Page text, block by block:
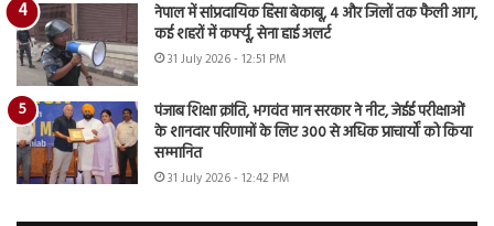
नेपाल में सांप्रदायिक हिंसा बेकाबू, 4 और जिलों तक फैली आग,
कई शहरों में कर्फ्यू, सेना हाई अलर्ट
31 July 2026 - 12:51 PM
पंजाब शिक्षा क्रांति, भगवंत मान सरकार ने नीट, जेईई परीक्षाओं
के शानदार परिणामों के लिए 300 से अधिक प्राचार्यों को किया
सम्मानित
31 July 2026 - 12:42 PM